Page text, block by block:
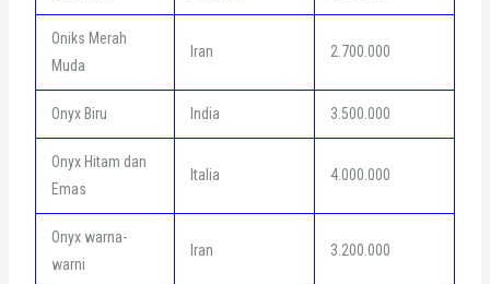
Oniks Merah
Muda
Iran 2.700.000
Onyx Biru India 3.500.000
Onyx Hitam dan
Emas
Italia 4.000.000
Onyx warna-
warni
Iran 3.200.000